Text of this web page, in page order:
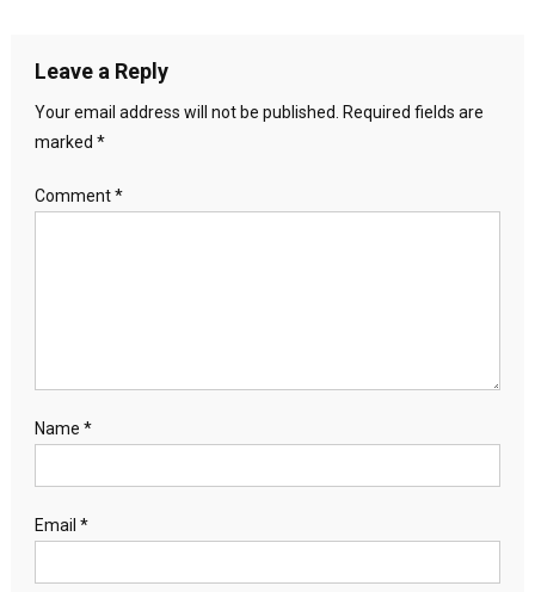
Leave a Reply
Your email address will not be published.
Required fields are
marked *
Comment*
Name *
Email *